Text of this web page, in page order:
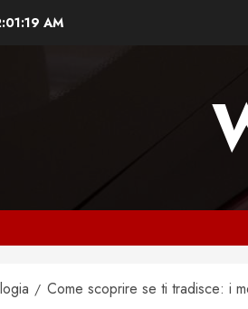
AM
Come scoprire se ti tradisce: i